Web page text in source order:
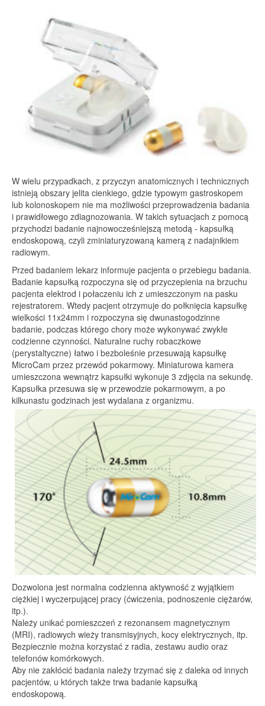
W wielu przypadkach, z przyczyn anatomicznych i technicznych
istnieją obszary jelita cienkiego, gdzie typowym gastroskopem
lub kolonoskopem nie ma możliwości przeprowadzenia badania
i prawidłowego zdiagnozowania. W takich sytuacjach z pomocą
przychodzi badanie najnowocześniejszą metodą - kapsułką
endoskopową, czyli zminiaturyzowaną kamerą z nadajnikiem
radiowym.
Przed badaniem lekarz informuje pacjenta o przebiegu badania.
Badanie kapsułką rozpoczyna się od przyczepienia na brzuchu
pacjenta elektrod i połaczeniu ich z umieszczonym na pasku
rejestratorem. Wtedy pacjent otrzymuje do połknięcia kapsułkę
wielkości 11x24mm i rozpoczyna się dwunastogodzinne
badanie, podczas którego chory może wykonywać zwykłe
codzienne czynności. Naturalne ruchy robaczkowe
(perystaltyczne) łatwo i bezboleśnie przesuwają kapsułkę
MicroCam przez przewód pokarmowy. Miniaturowa kamera
umieszczona wewnątrz kapsułki wykonuje 3 zdjęcia na sekundę.
Kapsułka przesuwa się w przewodzie pokarmowym, a po
kilkunastu godzinach jest wydalana z organizmu.
Dozwolona jest normalna codzienna aktywność z wyjątkiem
ciężkiej i wyczerpującej pracy (ćwiczenia, podnoszenie ciężarów,
itp.).
Należy unikać pomieszczeń z rezonansem magnetycznym
(MRI), radiowych wieży transmisyjnych, kocy elektrycznych, itp.
Bezpiecznie można korzystać z radia, zestawu audio oraz
telefonów komórkowych.
Aby nie zakłócić badania należy trzymać się z daleka od innych
pacjentów, u których także trwa badanie kapsułką
endoskopową.